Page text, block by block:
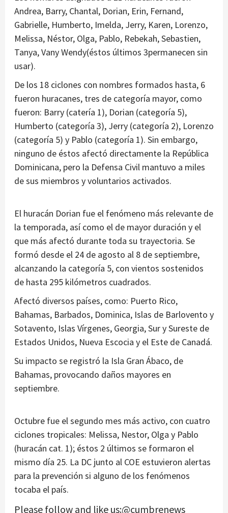
Andrea, Barry, Chantal, Dorian, Erin, Fernand,
Gabrielle, Humberto, Imelda, Jerry, Karen, Lorenzo,
Melissa, Néstor, Olga, Pablo, Rebekah, Sebastien,
Tanya, Vany Wendy(éstos últimos 3permanecen sin
usar).
De los 18 ciclones con nombres formados hasta, 6
fueron huracanes, tres de categoría mayor, como
fueron: Barry (catería 1), Dorian (categoría 5),
Humberto (categoría 3), Jerry (categoría 2), Lorenzo
(categoría 5) y Pablo (categoría 1). Sin embargo,
ninguno de éstos afectó directamente la República
Dominicana, pero la Defensa Civil mantuvo a miles
de sus miembros y voluntarios activados.
El huracán Dorian fue el fenómeno más relevante de
la temporada, así como el de mayor duración y el
que más afectó durante toda su trayectoria. Se
formó desde el 24 de agosto al 8 de septiembre,
alcanzando la categoría 5, con vientos sostenidos
de hasta 295 kilómetros cuadrados.
Afectó diversos países, como: Puerto Rico,
Bahamas, Barbados, Dominica, Islas de Barlovento y
Sotavento, Islas Vírgenes, Georgia, Sur y Sureste de
Estados Unidos, Nueva Escocia y el Este de Canadá.
Su impacto se registró la Isla Gran Ábaco, de
Bahamas, provocando daños mayores en
septiembre.
Octubre fue el segundo mes más activo, con cuatro
ciclones tropicales: Melissa, Nestor, Olga y Pablo
(huracán cat. 1); éstos 2 últimos se formaron el
mismo día 25. La DC junto al COE estuvieron alertas
para la prevención si alguno de los fenómenos
tocaba el país.
Please follow and like us:@cumbrenews